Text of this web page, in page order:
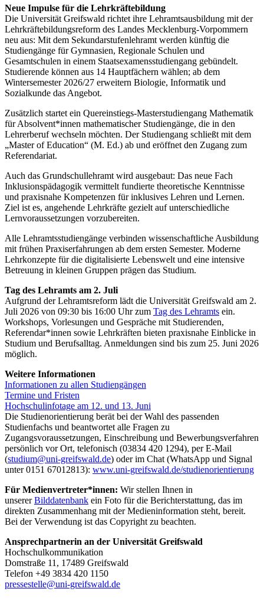
Neue Impulse für die Lehrkräftebildung
Die Universität Greifswald richtet ihre Lehramtsausbildung mit der
Lehrkräftebildungsreform des Landes Mecklenburg-Vorpommern
neu aus: Mit dem Sekundarstufenlehramt werden künftig die
Studiengänge für Gymnasien, Regionale Schulen und
Gesamtschulen in einem Staatsexamensstudiengang gebündelt.
Studierende können aus 14 Hauptfächern wählen; ab dem
Wintersemester 2026/27 erweitern Biologie, Informatik und
Sozialkunde das Angebot.
Zusätzlich startet ein Quereinstiegs-Masterstudiengang Mathematik
für Absolvent*innen mathematischer Studiengänge, die in den
Lehrerberuf wechseln möchten. Der Studiengang schließt mit dem
„Master of Education“ (M. Ed.) ab und eröffnet den Zugang zum
Referendariat.
Auch das Grundschullehramt wird ausgebaut: Das neue Fach
Inklusionspädagogik vermittelt fundierte theoretische Kenntnisse
und praxisnahe Kompetenzen für inklusives Lehren und Lernen.
Ziel ist es, angehende Lehrkräfte gezielt auf unterschiedliche
Lernvoraussetzungen vorzubereiten.
Alle Lehramtsstudiengänge verbinden wissenschaftliche Ausbildung
mit frühen Praxiserfahrungen ab dem ersten Semester. Moderne
Lehrkonzepte für die digitalisierte Lebenswelt und eine intensive
Betreuung in kleinen Gruppen prägen das Studium.
Tag des Lehramts am 2. Juli
Aufgrund der Lehramtsreform lädt die Universität Greifswald am 2.
Juli 2026 von 09:30 bis 16:00 Uhr zum Tag des Lehramts ein.
Workshops, Vorlesungen und Gespräche mit Studierenden,
Referendar*innen sowie Lehrkräften bieten praxisnahe Einblicke in
Studium und Berufsalltag. Anmeldungen sind bis zum 25. Juni 2026
möglich.
Weitere Informationen
Informationen zu allen Studiengängen
Termine und Fristen
Hochschulinfotage am 12. und 13. Juni
Die Studienorientierung berät bei der Wahl des passenden
Studienfachs und beantwortet alle Fragen zu
Zugangsvoraussetzungen, Einschreibung und Bewerbungsverfahren
persönlich vor Ort, telefonisch (03834 420 1294), per E-Mail
(studium@uni-greifswald.de) oder im Chat (WhatsApp und Signal
unter 0151 67012813): www.uni-greifswald.de/studienorientierung
Für Medienvertreter*innen: Wir stellen Ihnen in
unsererBilddatenbank ein Foto für die Berichterstattung, das im
direkten Zusammenhang mit der Medieninformation steht, bereit.
Bei der Verwendung ist das Copyright zu beachten.
Ansprechpartnerin an der Universität Greifswald
Hochschulkommunikation
Domstraße 11, 17489 Greifswald
Telefon +49 3834 420 1150
pressestelle@uni-greifswald.de